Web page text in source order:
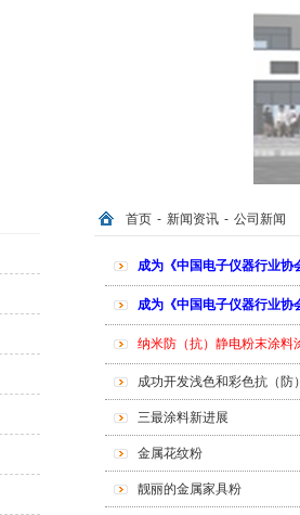
首页 - 新闻资讯 - 公司新闻
成为《中国电子仪器行业协
成为《中国电子仪器行业协
纳米防（抗）静电粉末涂料
成功开发浅色和彩色抗（防
三最涂料新进展
金属花纹粉
靓丽的金属家具粉